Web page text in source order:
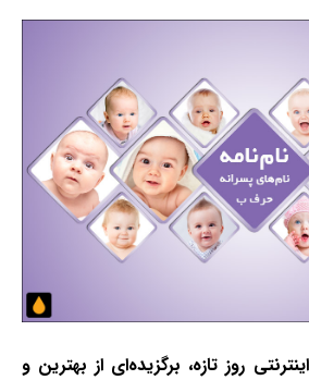
روز تازه، برگزیده‌ای از بهترین و